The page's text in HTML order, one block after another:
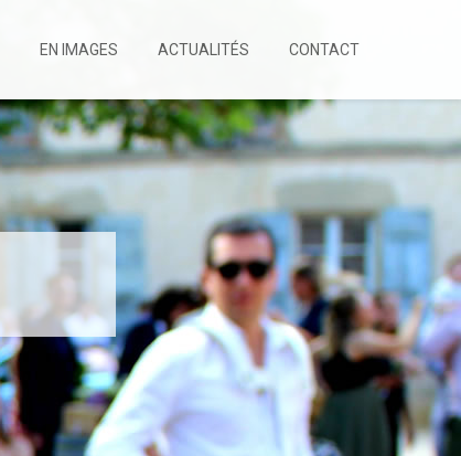
EN IMAGES ACTUALITÉS CONTACT